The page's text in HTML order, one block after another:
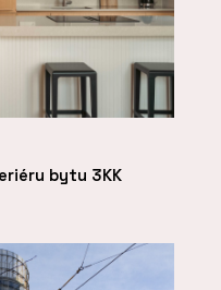
bytu 3KK